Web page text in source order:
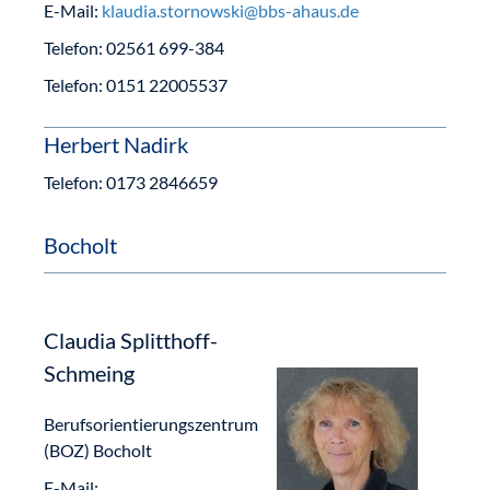
E-Mail: klaudia.stornowski@bbs-ahaus.de
Telefon: 02561 699-384
Telefon: 0151 22005537
Herbert Nadirk
Telefon: 0173 2846659
Bocholt
Claudia Splitthoff-
Schmeing
Berufsorientierungszentrum
(BOZ) Bocholt